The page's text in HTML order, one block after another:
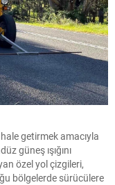
getirmek amacıyla
güneş ışığını
özel yol çizgileri,
bölgelerde sürücülere